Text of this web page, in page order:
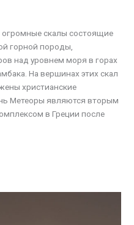
скалы состоящие
горной породы,
над уровнем моря в горах
На вершинах этих скал
христианские
Метеоры являются вторым
в Греции после